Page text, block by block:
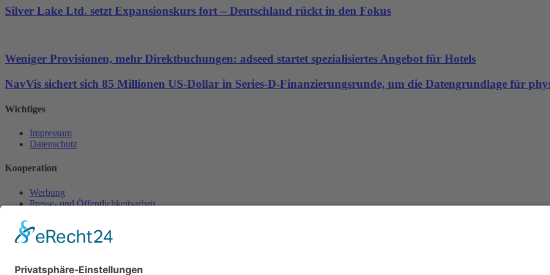
Silver Lake Ltd. setzt Expansionskurs fort – Deutschland rückt in den Fokus
Weniger Provisionen, mehr Direktbuchungen: adseed startet spezialisiertes Angebot für Hotels
NavVis sichert sich 85 Millionen US-Dollar in Series-D-Finanzierungsrunde, um die Datengrundlage für
Wichtiges
Impressum
Datenschutz
Kooperation
Werbung
Presse- und Öffentlichkeitsarbeit
Aktuelles